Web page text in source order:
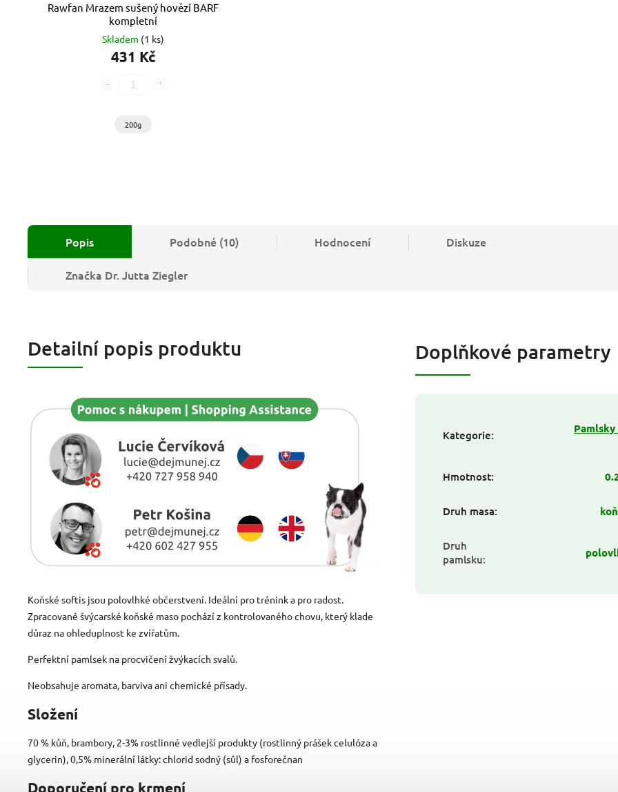
Rawfan Mrazem sušený hovězí BARF
kompletní
Skladem (1 ks)
431 Kč
200g
Popis Podobné (10) Hodnocení Diskuze
Značka Dr. Jutta Ziegler
Detailní popis produktu
Koňské softis jsou polovlhké občerstvení. Ideální pro trénink a pro radost.
Zpracované švýcarské koňské maso pochází z kontrolovaného chovu, který klade
důraz na ohleduplnost ke zvířatům.
Perfektní pamlsek na procvičení žvýkacích svalů.
Neobsahuje aromata, barviva ani chemické přísady.
Složení
70 % kůň, brambory, 2-3% rostlinné vedlejší produkty (rostlinný prášek celulóza a
glycerin), 0,5% minerální látky: chlorid sodný (sůl) a fosforečnan
Doporučení pro krmení
Doplňkové parametry
Kategorie:
Hmotnost:
Druh masa:
Druh
pamlsku: